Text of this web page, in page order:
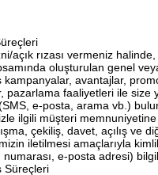
açık rızası vermeniz
oluşturulan genel
kampanyalar, avantajlar,
pazarlama faaliyetleri ile size
e-posta, arama vb.)
ilgili müşteri memnuniyetine
çekiliş, davet, açılış ve
iletilmesi amaçlarıyla
e-posta adresi)
Süreçleri